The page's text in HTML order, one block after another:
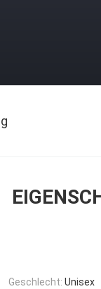
Geschlecht: Unisex